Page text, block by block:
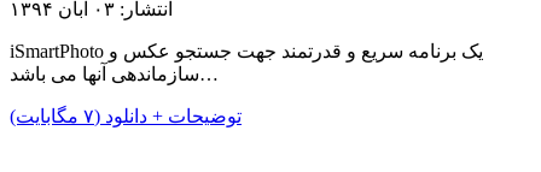
انتشار: ۰۳ آبان ۱۳۹۴
iSmartPhoto یک برنامه سریع و قدرتمند جهت جستجو عکس و
سازماندهی آنها می باشد…
توضیحات + دانلود (۷ مگابایت)